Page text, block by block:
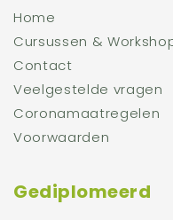
Home
Cursussen &
Contact
Veelgestelde vragen
Coronamaatregelen
Voorwaarden
Gediplomeerd